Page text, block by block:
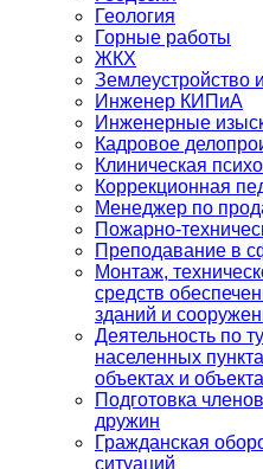
Геология
Горные работы
ЖКХ
Землеустройство
Инженер КИПиА
Инженерные
Кадровое
Клиническая
Коррекционная
Менеджер по
Пожарно-
Преподавание в
Монтаж,
средств
зданий и
Деятельность по
населенных
объектах и
Подготовка
дружин
Гражданская
ситуаций